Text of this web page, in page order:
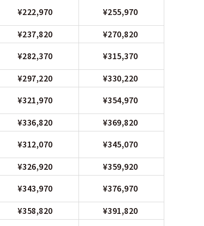
¥222,970 ¥255,970
¥237,820 ¥270,820
¥282,370 ¥315,370
¥297,220 ¥330,220
¥321,970 ¥354,970
¥336,820 ¥369,820
¥312,070 ¥345,070
¥326,920 ¥359,920
¥343,970 ¥376,970
¥358,820 ¥391,820